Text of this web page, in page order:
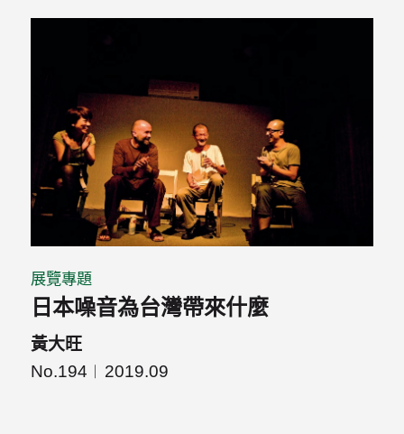
展覽專題
日本噪音為台灣帶來什麼
黃大旺
No.194
2019.09